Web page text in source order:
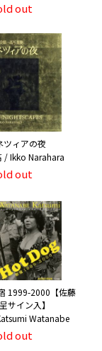
out
ツィアの夜
/ Ikko Narahara
out
1999-2000【佐藤
サイン入】
Watanabe
out